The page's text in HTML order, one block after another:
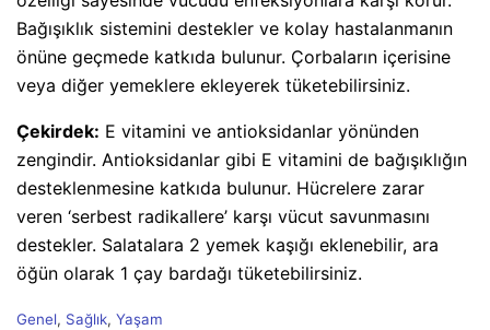
Bağışıklık sistemini destekler ve kolay hastalanmanın
önüne geçmede katkıda bulunur. Çorbaların içerisine
veya diğer yemeklere ekleyerek tüketebilirsiniz.
Çekirdek: E vitamini ve antioksidanlar yönünden
zengindir. Antioksidanlar gibi E vitamini de bağışıklığın
desteklenmesine katkıda bulunur. Hücrelere zarar
veren ‘serbest radikallere’ karşı vücut savunmasını
destekler. Salatalara 2 yemek kaşığı eklenebilir, ara
öğün olarak 1 çay bardağı tüketebilirsiniz.
C
Genel, Sağlık, Yaşam